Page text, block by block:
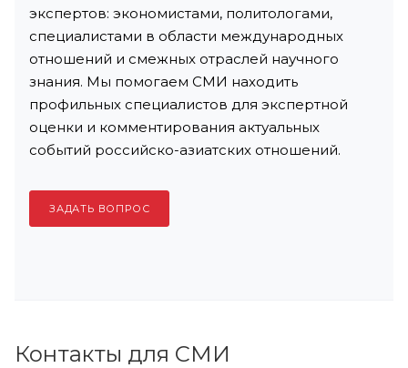
экспертов: экономистами, политологами,
специалистами в области международных
отношений и смежных отраслей научного
знания. Мы помогаем СМИ находить
профильных специалистов для экспертной
оценки и комментирования актуальных
событий российско-азиатских отношений.
ЗАДАТЬ ВОПРОС
Контакты для СМИ